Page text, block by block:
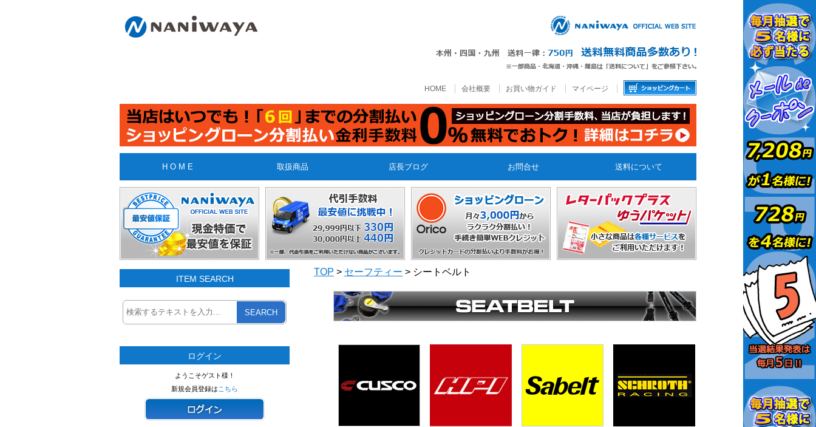
HOME 会社概要 お買い物ガイド マイページ
H O M E 取扱商品 店長ブログ お問合せ 送料について
ITEM SEARCH
SEARCH
ログイン
ようこそゲスト様！
新規会員登録は こちら
TOP > セーフティー > シートベルト